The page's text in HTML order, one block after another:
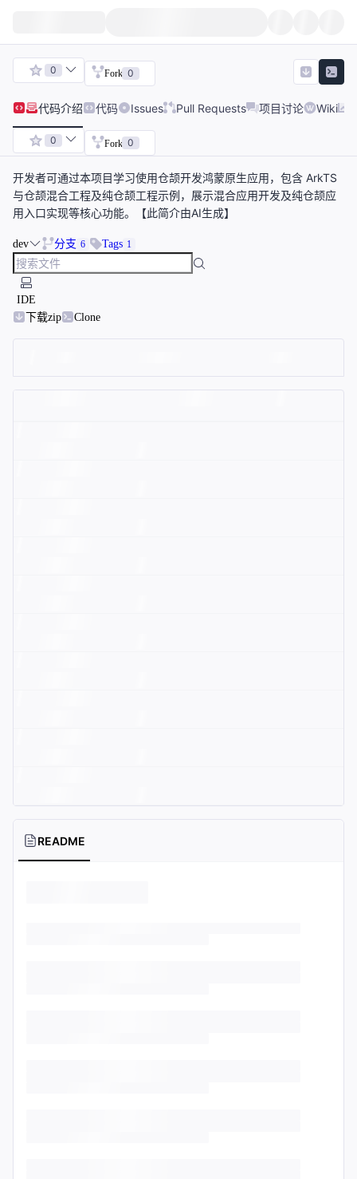
0 Fork 0
代码介绍 代码 Issues Pull Requests 项目讨论 Wiki
0 Fork 0
开发者可通过本项目学习使用仓颉开发鸿蒙原生应用，包含 ArkTS
与仓颉混合工程及纯仓颉工程示例，展示混合应用开发及纯仓颉应
用入口实现等核心功能。【此简介由AI生成】
dev 分支 6 Tags 1
IDE
下载zip
Clone
README